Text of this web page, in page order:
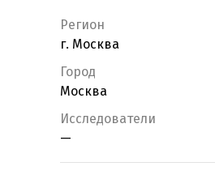
Регион
г. Москва
Город
Москва
Исследователи
—